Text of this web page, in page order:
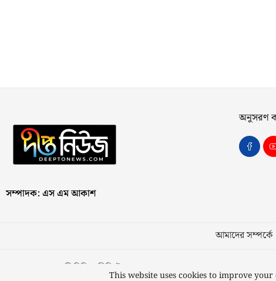
সম্পাদক: এস এম আকাশ
অনুসরণ
আমাদের সম্পর্কে
স্বত্ব © ২০২৩ কাজী মিডিয়া লিমিটেডThis website uses cookies to improve